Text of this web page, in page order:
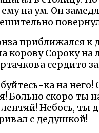
на ум. Он
приближался к
корову Сороку на
сердито
ка на него!
Больно скоро ты
лентяй! Небось, ты
с дедушкой!